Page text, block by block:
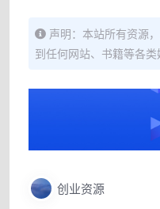
声明：本站所有资源
到任何网站、书籍等各
创业资源